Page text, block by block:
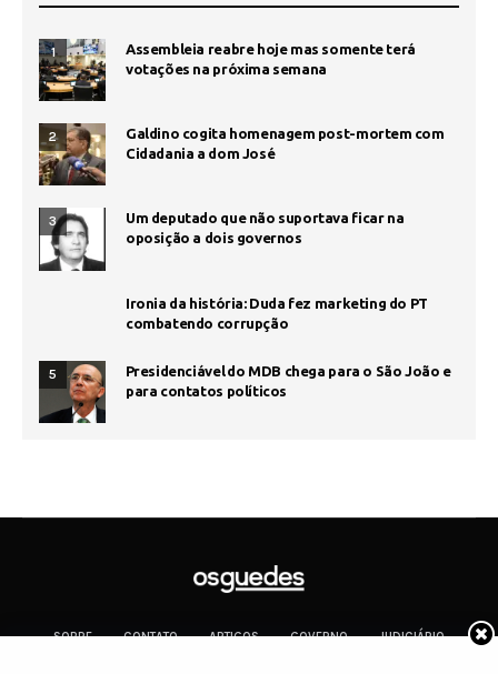
1
Assembleia reabre hoje mas somente terá
votações na próxima semana
2
Galdino cogita homenagem post-mortem com
Cidadania a dom José
3
Um deputado que não suportava ficar na
oposição a dois governos
Ironia da história: Duda fez marketing do PT
combatendo corrupção
5
Presidenciável do MDB chega para o São João e
para contatos políticos
SOBRE CONTATO ARTIGOS GOVERNO
JUDICIÁRIO